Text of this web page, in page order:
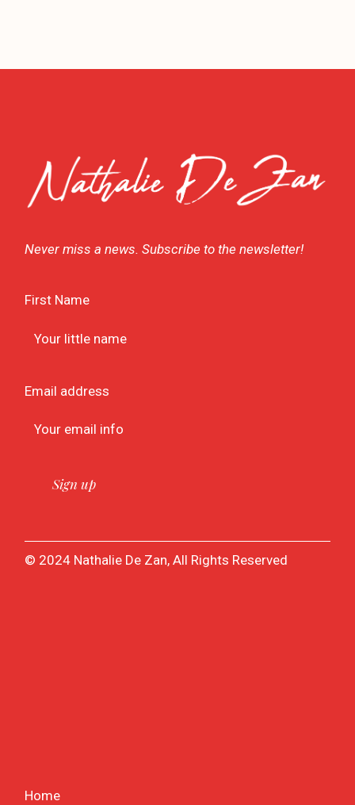
Never miss a news. Subscribe to the newsletter!
First Name
Email address
© 2024 Nathalie De Zan, All Rights Reserved
Home